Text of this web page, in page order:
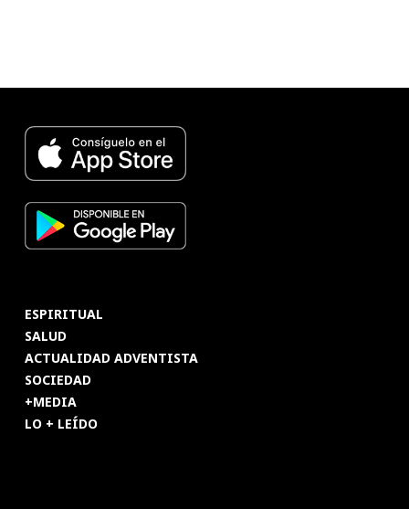
ESPIRITUAL
SALUD
ACTUALIDAD ADVENTISTA
SOCIEDAD
+MEDIA
LO + LEÍDO